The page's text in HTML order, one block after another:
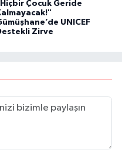
Çocuk Geride
UNICEF
Zirve